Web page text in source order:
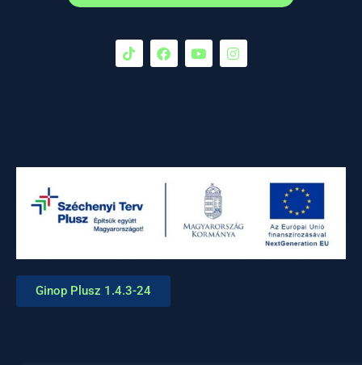
Ginop Plusz 1.4.3-24